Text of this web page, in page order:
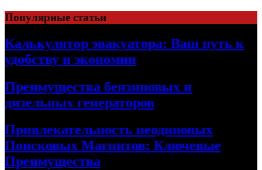
Skip
to
content
Популярные статьи
Калькулятор эвакуатора: Ваш путь к
удобству и экономии
Преимущества бензиновых и
дизельных генераторов
Привлекательность неодиновых
Поисковых Магнитов: Ключевые
Преимущества